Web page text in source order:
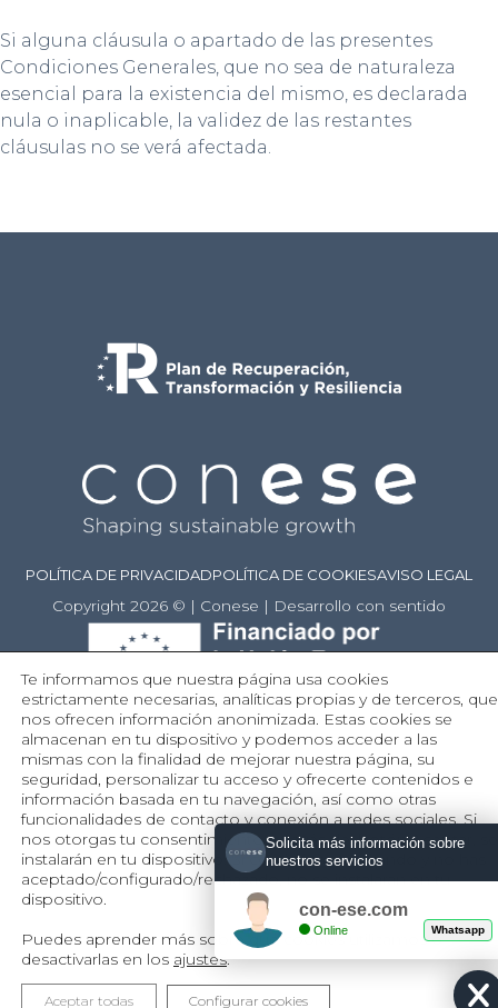
Si alguna cláusula o apartado de las presentes
Condiciones Generales, que no sea de naturaleza
esencial para la existencia del mismo, es declarada
nula o inaplicable, la validez de las restantes
cláusulas no se verá afectada.
POLÍTICA DE PRIVACIDADPOLÍTICA DE COOKIESAVISO LEGAL
Copyright 2026 © | Conese | Desarrollo con sentido
Te informamos que nuestra página usa cookies
estrictamente necesarias, analíticas propias y de terceros, que
nos ofrecen información anonimizada. Estas cookies se
almacenan en tu dispositivo y podemos acceder a las
mismas con la finalidad de mejorar nuestra página, su
seguridad, personalizar tu acceso y ofrecerte contenidos e
información basada en tu navegación, así como otras
funcionalidades de contacto y conexión a redes sociales. Si
nos otorgas tu consentimiento a través del botón Aceptar, se
instalarán en tu dispositivo. Si continúas navegando y no has
aceptado/configurado/rechazado, no se instalarán en tu
dispositivo.
Puedes aprender más sobre qué cookies utilizamos o
desactivarlas en los ajustes.
Aceptar todas Configurar cookies
Solicita más información sobre
nuestros servicios
con-ese.com
Online Whatsapp